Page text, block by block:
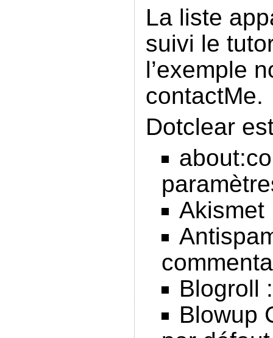
La liste
suivi le
l’exemple
contactMe.
Dotclear
Akismet
Blogroll
Blowup